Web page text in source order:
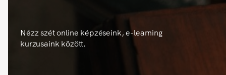
Nézz szét online képzéseink, e-learning
kurzusaink között.